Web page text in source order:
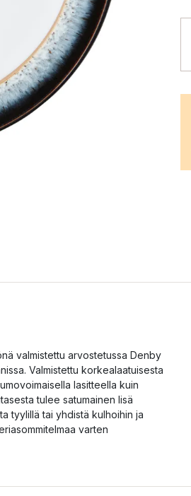
valmistettu arvostetussa Denby
Valmistettu korkealaatuisesta
lasitteella kuin
tulee satumainen lisä
tyylillä tai yhdistä kulhoihin ja
varten